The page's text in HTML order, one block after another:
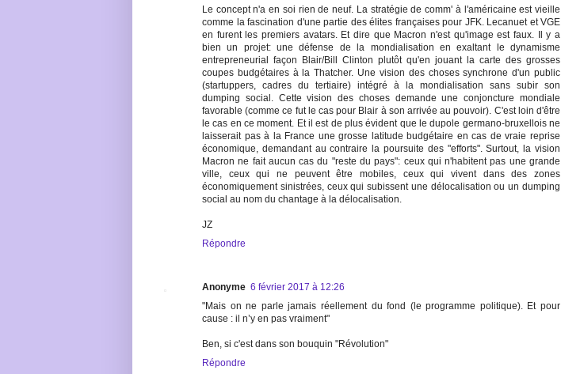
Le concept n'a en soi rien de neuf. La stratégie de comm' à l'américaine est vieille
comme la fascination d'une partie des élites françaises pour JFK. Lecanuet et VGE
en furent les premiers avatars. Et dire que Macron n'est qu'image est faux. Il y a
bien un projet: une défense de la mondialisation en exaltant le dynamisme
entrepreneurial façon Blair/Bill Clinton plutôt qu'en jouant la carte des grosses
coupes budgétaires à la Thatcher. Une vision des choses synchrone d'un public
(startuppers, cadres du tertiaire) intégré à la mondialisation sans subir son
dumping social. Cette vision des choses demande une conjoncture mondiale
favorable (comme ce fut le cas pour Blair à son arrivée au pouvoir). C'est loin d'être
le cas en ce moment. Et il est de plus évident que le dupole germano-bruxellois ne
laisserait pas à la France une grosse latitude budgétaire en cas de vraie reprise
économique, demandant au contraire la poursuite des "efforts". Surtout, la vision
Macron ne fait aucun cas du "reste du pays": ceux qui n'habitent pas une grande
ville, ceux qui ne peuvent être mobiles, ceux qui vivent dans des zones
économiquement sinistrées, ceux qui subissent une délocalisation ou un dumping
social au nom du chantage à la délocalisation.
JZ
Répondre
Anonyme 6 février 2017 à 12:26
"Mais on ne parle jamais réellement du fond (le programme politique). Et pour
cause : il n’y en pas vraiment"
Ben, si c'est dans son bouquin "Révolution"
Répondre